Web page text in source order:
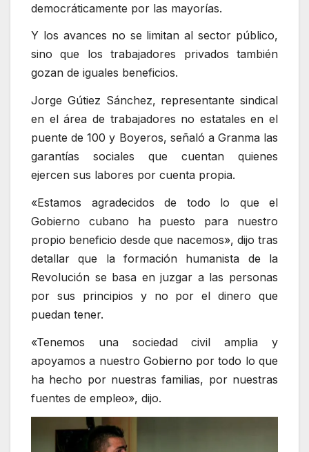
democráticamente por las mayorías.
Y los avances no se limitan al sector público,
sino que los trabajadores privados también
gozan de iguales beneficios.
Jorge Gútiez Sánchez, representante sindical
en el área de trabajadores no estatales en el
puente de 100 y Boyeros, señaló a Granma las
garantías sociales que cuentan quienes
ejercen sus labores por cuenta propia.
«Estamos agradecidos de todo lo que el
Gobierno cubano ha puesto para nuestro
propio beneficio desde que nacemos», dijo tras
detallar que la formación humanista de la
Revolución se basa en juzgar a las personas
por sus principios y no por el dinero que
puedan tener.
«Tenemos una sociedad civil amplia y
apoyamos a nuestro Gobierno por todo lo que
ha hecho por nuestras familias, por nuestras
fuentes de empleo», dijo.